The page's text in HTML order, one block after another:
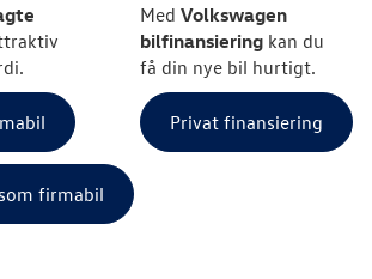
firmabil
Med Volkswagen
bilfinansiering kan du
få din nye bil hurtigt.
Privat finansiering